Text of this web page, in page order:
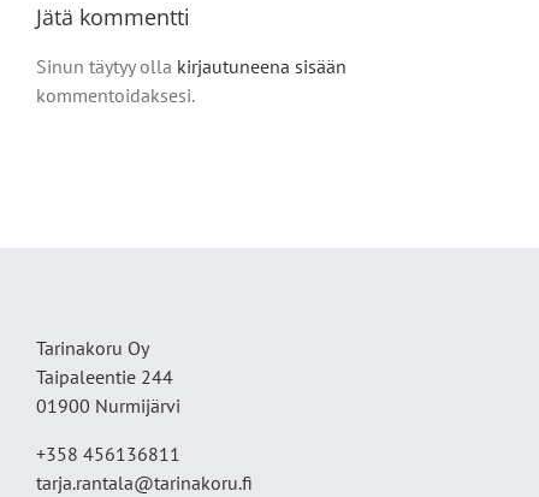
Jätä kommentti
Sinun täytyy olla kirjautuneena sisään
kommentoidaksesi.
Tarinakoru Oy
Taipaleentie 244
01900 Nurmijärvi
+358 456136811
tarja.rantala@tarinakoru.fi